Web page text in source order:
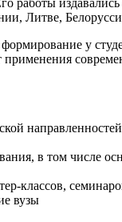
работы
Литве,
у
в том числе
классов,
вузы